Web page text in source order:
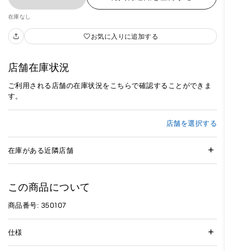
在庫なし
お気に入りに追加する
店舗在庫状況
ご利用される店舗の在庫状況をこちらで確認することができま
す。
店舗を選択する
在庫がある近隣店舗
この商品について
商品番号: 350107
仕様